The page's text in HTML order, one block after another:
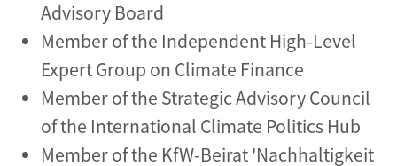
Advisory Board
Member of the Independent High-Level
Expert Group on Climate Finance
Member of the Strategic Advisory Council
of the International Climate Politics Hub
Member of the KfW-Beirat 'Nachhaltigkeit